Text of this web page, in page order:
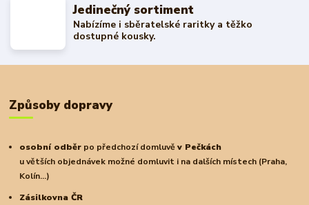
Jedinečný sortiment
Nabízíme i sběratelské raritky a těžko
dostupné kousky.
Způsoby dopravy
osobní odběr po předchozí domluvěv Pečkách
u větších objednávek možné domluvit i na dalších místech (Praha,
Kolín...)
Zásilkovna ČR